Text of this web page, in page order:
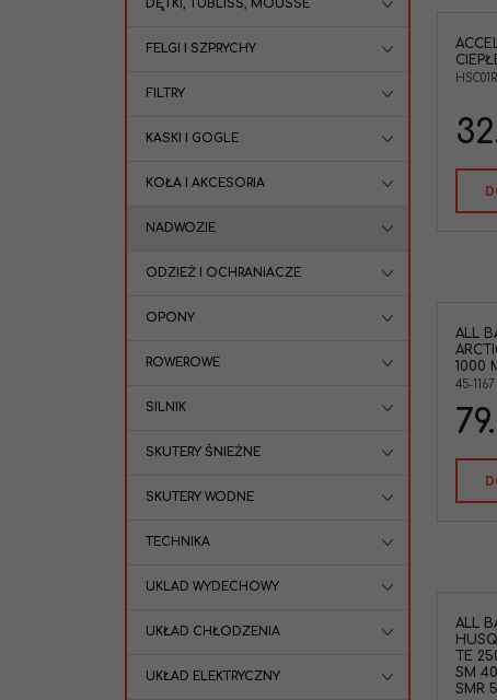
Accel HSC01RD końcówka linki
RMZ250 RMZ450 CRF250 CRF450
Typ Pojazdu
KTM,SUZUKI,HONDA,KAWASAKI,YAM
ALL
1000
45-1167
ALL
TE
SM
SMR
DĘTKI, TUBLISS, MOUSSE
FELGI I SZPRYCHY
FILTRY
KASKI I GOGLE
KOŁA I AKCESORIA
NADWOZIE
ODZIEŻ I OCHRANIACZE
OPONY
ROWEROWE
SILNIK
SKUTERY ŚNIEŻNE
SKUTERY WODNE
TECHNIKA
UKLAD WYDECHOWY
UKŁAD CHŁODZENIA
UKŁAD ELEKTRYCZNY